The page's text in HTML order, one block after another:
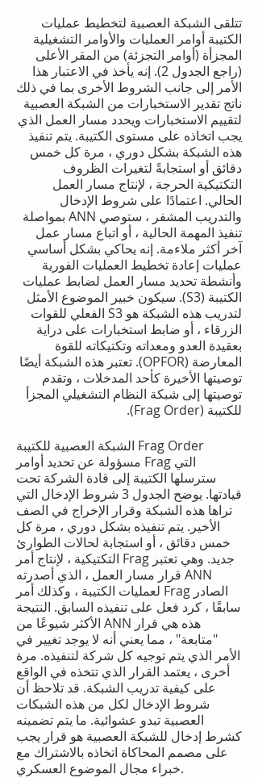
تتلقى الشبكة العصبية لتخطيط عمليات
الكتيبة أوامر العمليات والأوامر التشغيلية
المجزأة (أوامر التجزئة) من المقر الأعلى
(راجع الجدول 2). إنه يأخذ في الاعتبار هذا
الأمر إلى جانب الشروط الأخرى بما في ذلك
ناتج تقدير الاستخبارات من الشبكة العصبية
لتقييم الاستخبارات ويحدد مسار العمل الذي
يجب اتخاذه على مستوى الكتيبة. يتم تنفيذ
هذه الشبكة بشكل دوري ، مرة كل خمس
دقائق أو استجابةً لتغيرات الظروف
التكتيكية الحرجة ، لإنتاج مسار العمل
الحالي. اعتمادًا على شروط الإدخال
والتدريب المشفر ، ستوصي ANN بمواصلة
تنفيذ المهمة الحالية ، أو اتباع مسار عمل
آخر أكثر ملاءمة. إنه يحاكي بشكل أساسي
عمليات إعادة تخطيط العمليات الفورية
وأنشطة تحديد مسار العمل لضابط عمليات
الكتيبة (S3). سيكون خبير الموضوع الأمثل
لتدريب هذه الشبكة هو S3 الفعلي للقوات
الزرقاء ، أو ضابط استخبارات على دراية
بعقيدة العدو ومعداته وتكتيكاته للقوة
المعارضة (OPFOR). تعتبر هذه الشبكة أيضًا
توصيتها الأخيرة كأحد المدخلات ، وتقدم
توصيتها إلى شبكة النظام التشغيلي المجزأ
للكتيبة (Frag Order).
الشبكة العصبية للكتيبة Frag Order
مسؤولة عن تحديد أوامر Frag التي
سترسلها الكتيبة إلى قادة الشركة تحت
قيادتها. يوضح الجدول 3 شروط الإدخال التي
تراها هذه الشبكة وقرار الإخراج في الصف
الأخير. يتم تنفيذه بشكل دوري ، مرة كل
خمس دقائق ، أو استجابة لحالات الطوارئ
التكتيكية ، لإنتاج أمر Frag جديد. وهي تعتبر
قرار مسار العمل ، الذي أصدرته ANN
لعمليات الكتيبة ، وكذلك أمر Frag الصادر
سابقًا ، كرد فعل على تنفيذه السابق. النتيجة
الأكثر شيوعًا من ANN هذه هي قرار
"متابعة" ، مما يعني أنه لا يوجد تغيير في
الأمر الذي يتم توجيه كل شركة لتنفيذه. مرة
أخرى ، يعتمد القرار الذي تتخذه في الواقع
على كيفية تدريب الشبكة. قد تلاحظ أن
شروط الإدخال لكل من هذه الشبكات
العصبية تبدو عشوائية. ما يتم تضمينه
كشرط إدخال للشبكة العصبية هو قرار يجب
على مصمم المحاكاة اتخاذه بالاشتراك مع
خبراء مجال الموضوع العسكري.